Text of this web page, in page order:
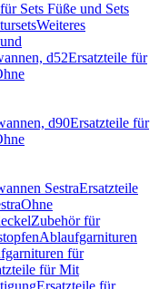
Sets Füße und Sets
Weiteres
d52Ersatzteile für
d90Ersatzteile für
SestraErsatzteile
Ohne
Zubehör für
Ablaufgarnituren
für
für Mit
Ersatzteile für